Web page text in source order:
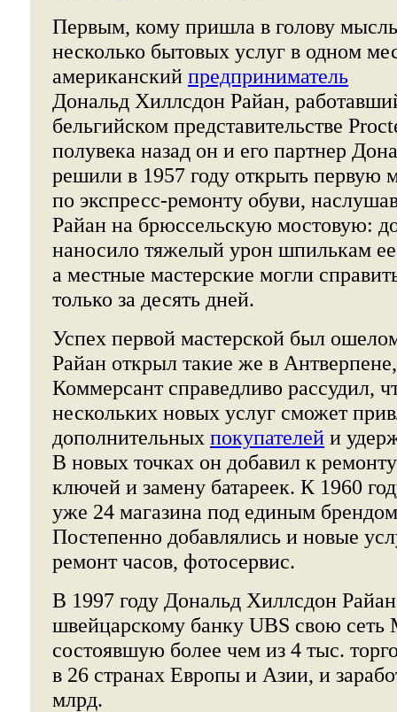
Первым, кому пришла в голову
несколько бытовых услуг в одном
американский предприниматель
Дональд Хиллсдон Райан,
бельгийском представительстве
полувека назад он и его партнер
решили в 1957 году открыть первую
по экспресс-ремонту обуви,
Райан на брюссельскую мостовую:
наносило тяжелый урон шпилькам
а местные мастерские могли
только за десять дней.
Успех первой мастерской был
Райан открыл такие же в
Коммерсант справедливо рассудил,
нескольких новых услуг сможет
дополнительных покупателей и
В новых точках он добавил к
ключей и замену батареек. К 1960
уже 24 магазина под единым
Постепенно добавлялись и новые
ремонт часов, фотосервис.
В 1997 году Дональд Хиллсдон
швейцарскому банку UBS свою
состоявшую более чем из 4 тыс.
в 26 странах Европы и Азии, и
млрд.